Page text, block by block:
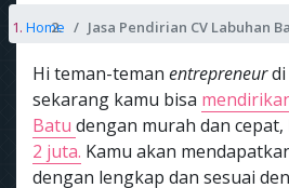
Home Jasa Pendirian CV Labuhan
Hi teman-teman entrepreneurdi
sekarang kamu bisa
Batu dengan murah dan
2 juta. Kamu akan
dengan lengkap dan sesuai